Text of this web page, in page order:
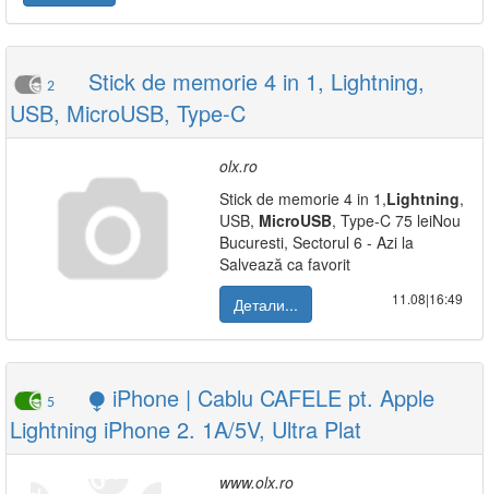
2
Stick de memorie 4 in 1, Lightning,
USB, MicroUSB, Type-C
olx.ro
Stick de memorie 4 in 1,Lightning,
USB, MicroUSB, Type-C 75 leiNou
Bucuresti, Sectorul 6 - Azi la
Salvează ca favorit
Детали...
11.08|16:49
5
⧭ iPhone | Cablu CAFELE pt. Apple
Lightning iPhone 2. 1A/5V, Ultra Plat
www.olx.ro